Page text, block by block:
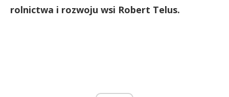
rolnictwa i rozwoju wsi Robert Telus.